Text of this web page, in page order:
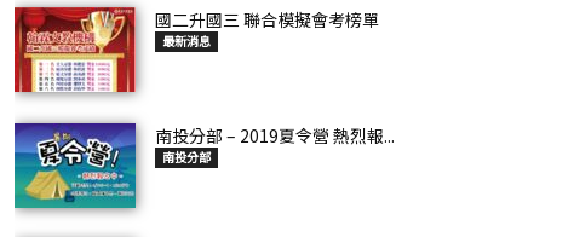
國二升國三 聯合模擬會考榜單
最新消息
南投分部 – 2019夏令營 熱烈報...
南投分部